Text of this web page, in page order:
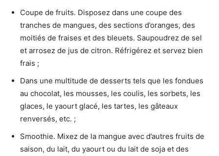
Coupe de fruits. Disposez dans une coupe des
tranches de mangues, des sections d’oranges, des
moitiés de fraises et des bleuets. Saupoudrez de sel
et arrosez de jus de citron. Réfrigérez et servez bien
frais ;
Dans une multitude de desserts tels que les fondues
au chocolat, les mousses, les coulis, les sorbets, les
glaces, le yaourt glacé, les tartes, les gâteaux
renversés, etc. ;
Smoothie. Mixez de la mangue avec d’autres fruits de
saison, du lait, du yaourt ou du lait de soja et des